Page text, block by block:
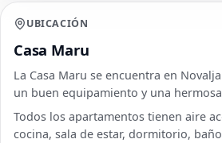
UBICACIÓN
Casa Maru
La Casa Maru se encuentra en
un buen equipamiento y una
Todos los apartamentos tienen aire
cocina, sala de estar, dormitorio,